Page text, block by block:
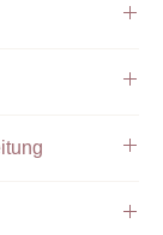
Biothane
und verklebt
und Stärke